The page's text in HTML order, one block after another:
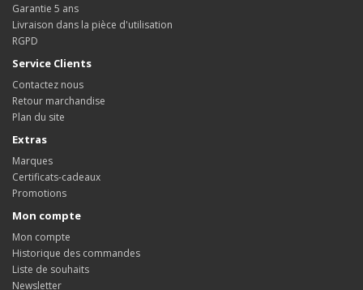
Garantie 5 ans
Livraison dans la pièce d'utilisation
RGPD
Service Clients
Contactez nous
Retour marchandise
Plan du site
Extras
Marques
Certificats-cadeaux
Promotions
Mon compte
Mon compte
Historique des commandes
Liste de souhaits
Newsletter